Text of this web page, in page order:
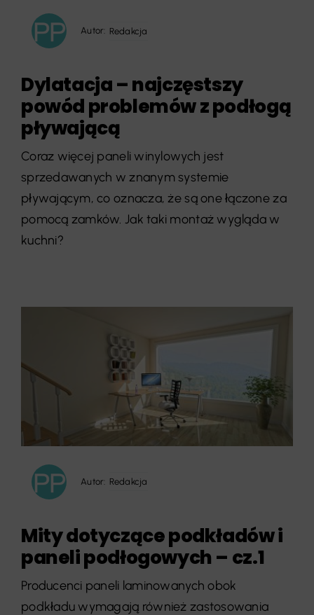
Autor: Redakcja
Dylatacja – najczęstszy
powód problemów z podłogą
pływającą
Coraz więcej paneli winylowych jest
sprzedawanych w znanym systemie
pływającym, co oznacza, że są one łączone za
pomocą zamków. Jak taki montaż wygląda w
kuchni?
Autor: Redakcja
Mity dotyczące podkładów i
paneli podłogowych – cz.1
Producenci paneli laminowanych obok
podkładu wymagają również zastosowania